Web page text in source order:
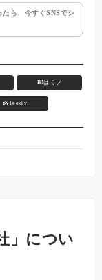
ら、今すぐSNSでシ
B!はてブ
Feedly
」につい